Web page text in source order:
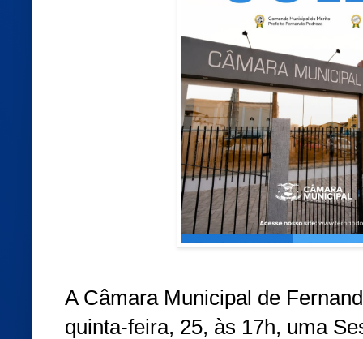
A Câmara Municipal de
quinta-feira, 25, às 17h, uma